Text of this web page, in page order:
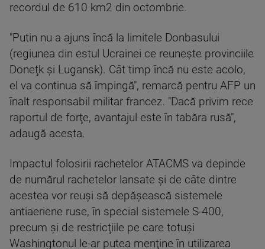
recordul de 610 km2 din octombrie.
"Putin nu a ajuns încă la limitele Donbasului
(regiunea din estul Ucrainei ce reuneşte provinciile
Doneţk şi Lugansk). Cât timp încă nu este acolo,
el va continua să împingă", remarcă pentru AFP un
înalt responsabil militar francez. "Dacă privim rece
raportul de forţe, avantajul este în tabăra rusă",
adaugă acesta.
Impactul folosirii rachetelor ATACMS va depinde
de numărul rachetelor lansate şi de câte dintre
acestea vor reuşi să depăşească sistemele
antiaeriene ruse, în special sistemele S-400,
precum şi de restricţiile pe care totuşi
Washingtonul le-ar putea menţine în utilizarea